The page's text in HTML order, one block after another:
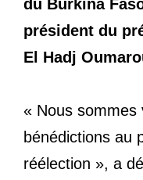
du Burkina
président du
El Hadj
« Nous sommes
bénédictions au
réélection », a